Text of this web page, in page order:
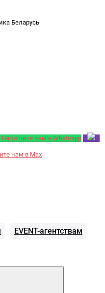
Беларусь
Напишите нам в Whatsapp
нам в Max
EVENT-агентствам